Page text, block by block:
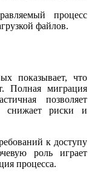
процесс
файлов.
показывает, что
Полная миграция
позволяет
снижает риски и
к доступу
роль играет
процесса.